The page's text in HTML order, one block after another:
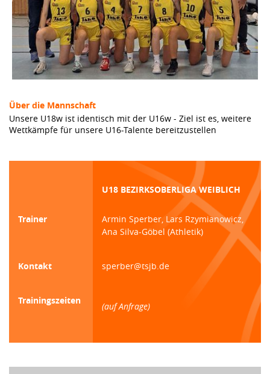
Über die Mannschaft
Unsere U18w ist identisch mit der U16w - Ziel ist es, weitere
Wettkämpfe für unsere U16-Talente bereitzustellen
U18 BEZIRKSOBERLIGA WEIBLICH
Trainer
Armin Sperber, Lars Rzymianowicz,
Ana Silva-Göbel (Athletik)
Kontakt sperber@tsjb.de
Trainingszeiten
(auf Anfrage)